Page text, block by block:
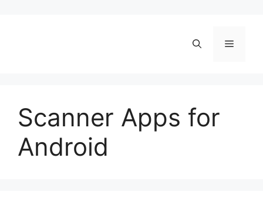
Menu
Scanner Apps for
Android